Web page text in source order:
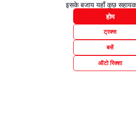
इसके बजाय यहाँ कुछ
होम
ट्रक्स
बसें
ऑटो रिक्शा